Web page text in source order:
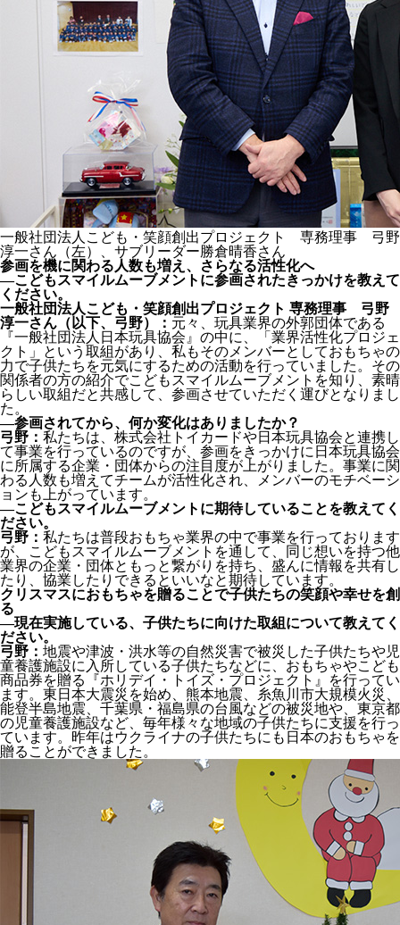
一般社団法人こども・笑顔創出プロジェクト 専務理事 弓野
淳一さん（左）、サブリーダー勝倉晴香さん
参画を機に関わる人数も増え、さらなる活性化へ
―こどもスマイルムーブメントに参画されたきっかけを教えて
ください。
一般社団法人こども・笑顔創出プロジェクト 専務理事 弓野
淳一さん（以下、弓野）： 元々、玩具業界の外郭団体である
『一般社団法人日本玩具協会』の中に、「業界活性化プロジェ
クト」という取組があり、私もそのメンバーとしておもちゃの
力で子供たちを元気にするための活動を行っていました。その
関係者の方の紹介でこどもスマイルムーブメントを知り、素晴
らしい取組だと共感して、参画させていただく運びとなりまし
た。
―参画されてから、何か変化はありましたか？
弓野： 私たちは、株式会社トイカードや日本玩具協会と連携し
て事業を行っているのですが、参画をきっかけに日本玩具協会
に所属する企業・団体からの注目度が上がりました。事業に関
わる人数も増えてチームが活性化され、メンバーのモチベーシ
ョンも上がっています。
―こどもスマイルムーブメントに期待していることを教えてく
ださい。
弓野： 私たちは普段おもちゃ業界の中で事業を行っております
が、こどもスマイルムーブメントを通して、同じ想いを持つ他
業界の企業・団体ともっと繋がりを持ち、盛んに情報を共有し
たり、協業したりできるといいなと期待しています。
クリスマスにおもちゃを贈ることで子供たちの笑顔や幸せを創
る
―現在実施している、子供たちに向けた取組について教えてく
ださい。
弓野： 地震や津波・洪水等の自然災害で被災した子供たちや児
童養護施設に入所している子供たちなどに、おもちゃやこども
商品券を贈る『ホリデイ・トイズ・プロジェクト』を行ってい
ます。東日本大震災を始め、熊本地震、糸魚川市大規模火災、
能登半島地震、千葉県・福島県の台風などの被災地や、東京都
の児童養護施設など、毎年様々な地域の子供たちに支援を行っ
ています。昨年はウクライナの子供たちにも日本のおもちゃを
贈ることができました。